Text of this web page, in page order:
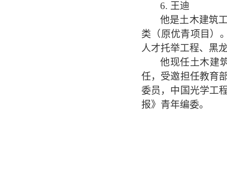
6. 王迪
他是土木建筑
类（原优青项目）
人才托举工程、黑
他现任土木建
任，受邀担任教育
委员，中国光学工
报》青年编委。